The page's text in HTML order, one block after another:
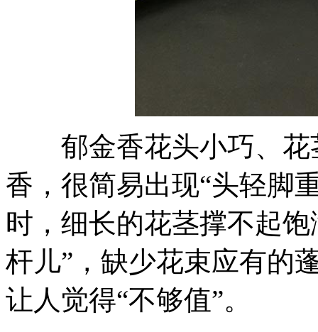
郁金香花头小巧、花
香，很简易出现“头轻脚
时，细长的花茎撑不起
杆儿”，缺少花束应有的
让人觉得“不够值”。